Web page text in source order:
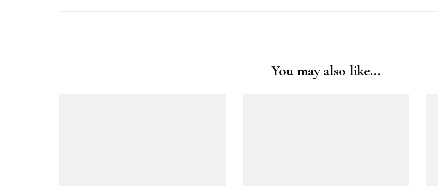
You may also like...